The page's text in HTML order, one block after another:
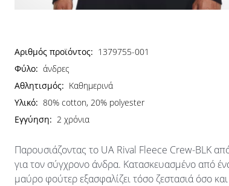
Αριθμός προϊόντος: 1379755-001
Φύλο: άνδρες
Αθλητισμός: Καθημερινά
Υλικό: 80% cotton, 20% polyester
Εγγύηση: 2 χρόνια
Παρουσιάζοντας το UA Rival Fleece Crew-BLK
για τον σύγχρονο άνδρα. Κατασκευασμένο από
μαύρο φούτερ εξασφαλίζει τόσο ζεστασιά όσο